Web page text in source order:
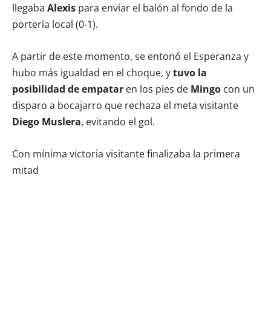
llegaba Alexis para enviar el balón al fondo de la
portería local (0-1).
A partir de este momento, se entonó el Esperanza y
hubo más igualdad en el choque, ytuvo la
posibilidad de empatar en los pies de Mingo con un
disparo a bocajarro que rechaza el meta visitante
Diego Muslera, evitando el gol.
Con mínima victoria visitante finalizaba la primera
mitad